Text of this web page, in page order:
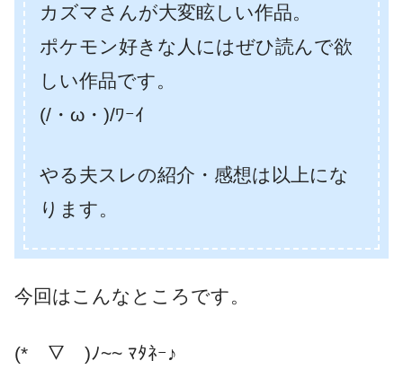
カズマさんが大変眩しい作品。
ポケモン好きな人にはぜひ読んで欲
しい作品です。
(/・ω・)/ﾜｰｲ
やる夫スレの紹介・感想は以上にな
ります。
今回はこんなところです。
(*￣▽￣)ﾉ~~ ﾏﾀﾈｰ♪